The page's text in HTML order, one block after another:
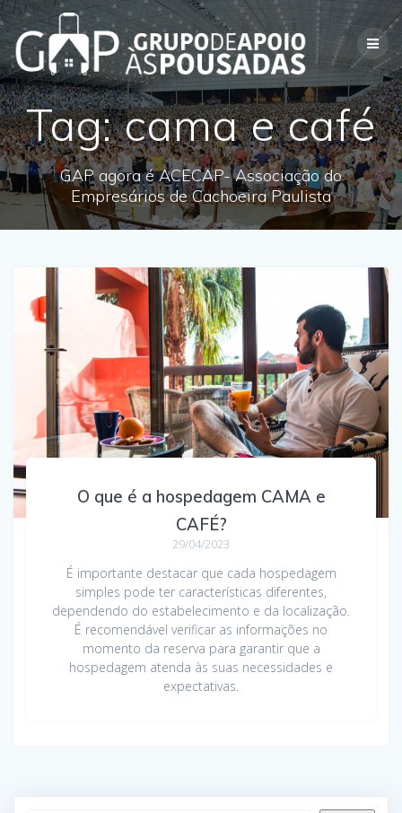
Skip
content
Tag:cama e café
GAP agora é ACECAP- Associação do
Empresários de Cachoeira Paulista
O que é a hospedagem CAMA e
CAFÉ?
29/04/2023
É importante destacar que cada hospedagem
simples pode ter características diferentes,
dependendo do estabelecimento e da localização.
É recomendável verificar as informações no
momento da reserva para garantir que a
hospedagem atenda às suas necessidades e
expectativas.